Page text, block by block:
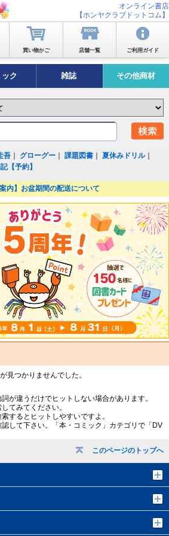
オンライン書店
【ホンヤクラブドットコム】
買い物かご 店舗一覧 ご利用ガイド
ック 雑誌 その他商材
吾 グローグー ｜課題図書 ｜夏休みドリル｜
【予約】
案内】お盆期間の配送について
このページのトップへ
見つかりませんでした。
が違うだけでヒットしない場合があります。
てみてください。
するとヒットしやすいですよ。
認して下さい。「本・コミック」カテゴリで「DV